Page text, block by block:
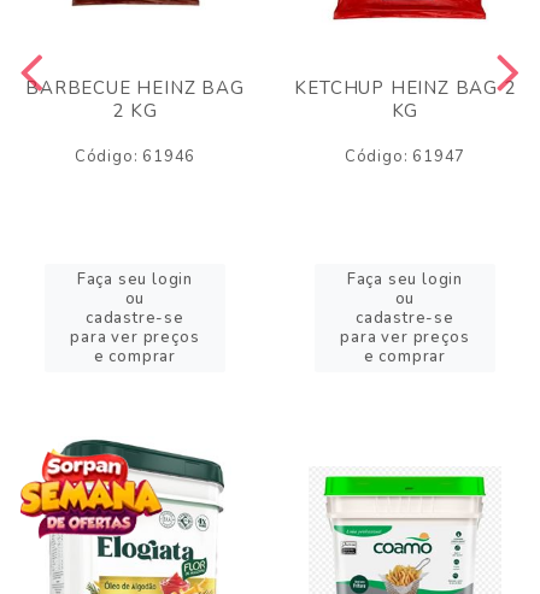
BARBECUE HEINZ BAG
2 KG
Código: 61946
Faça seu login
ou
cadastre-se
para ver preços
e comprar
KETCHUP HEINZ BAG 2
KG
Código: 61947
Faça seu login
ou
cadastre-se
para ver preços
e comprar